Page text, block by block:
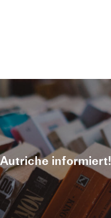
informiert!